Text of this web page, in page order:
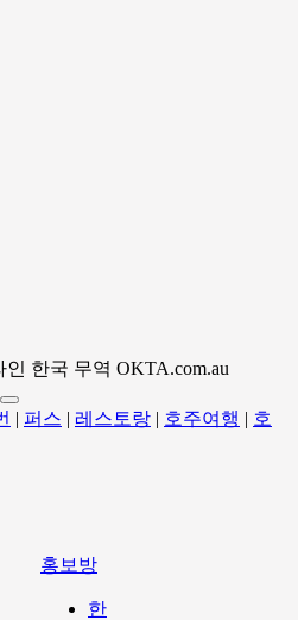
인 한국 무역 OKTA.com.au
| 퍼스 | 레스토랑 | 호주여행 | 호
홍보방
한